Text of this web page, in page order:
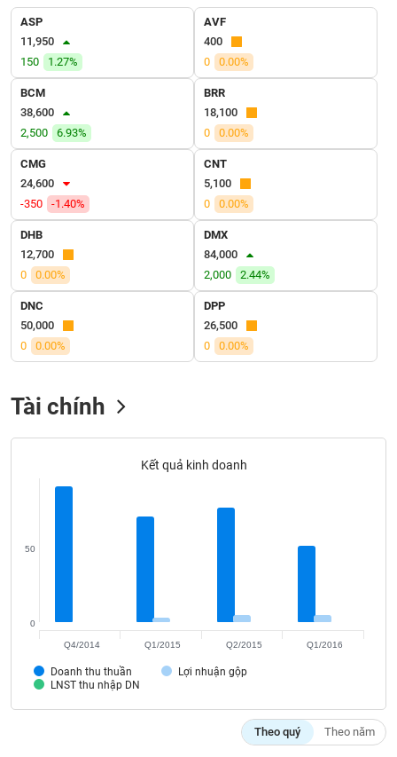
ASP
11,950
150
1.27%
AVF
400
0
0.00%
BCM
38,600
2,500
6.93%
BRR
18,100
0
0.00%
CMG
24,600
-350
-1.40%
CNT
5,100
0
0.00%
DHB
12,700
0
0.00%
DMX
84,000
2,000
2.44%
DNC
50,000
0
0.00%
DPP
26,500
0
0.00%
Tài chính
Kết quả kinh doanh
Doanh thu thuần
Lợi nhuận gộp
LNST thu nhập DN
0
50
Q4/2014 Q1/2015 Q2/2015 Q1/2016
Theo quý Theo năm
VỤ
TRUYỀN
THÔNG
TIỆN
ÍCH
BẤT
ĐỘNG
SẢN
Mã
chứng
khoán
(-)
Tất cả Cổ phiếu
Người nội bộ
của
tác